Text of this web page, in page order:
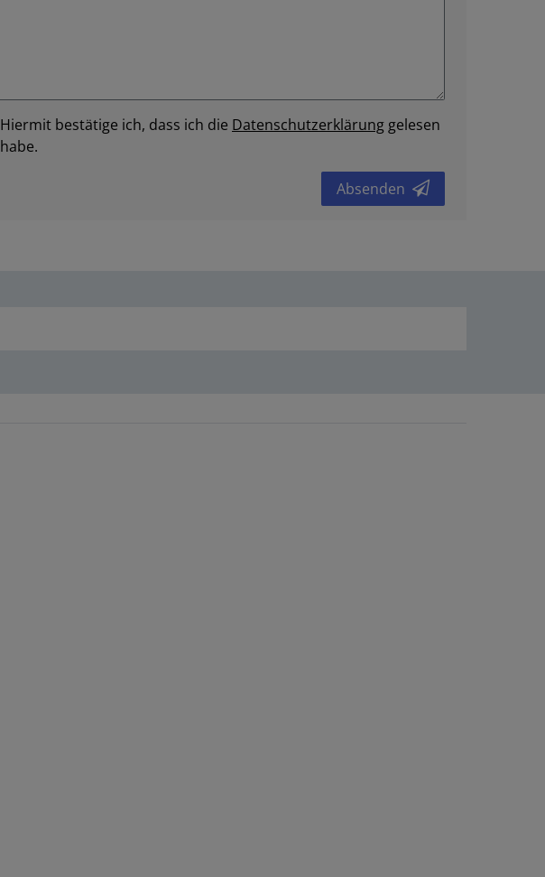
Hiermit bestätige ich, dass ich die Daten­schutz­erklärung gelesen
habe.
Absenden